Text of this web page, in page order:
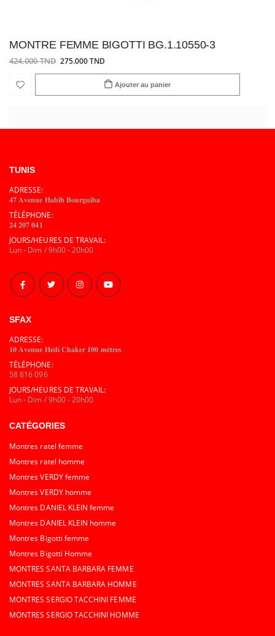
MONTRE FEMME BIGOTTI BG.1.10550-3
424.000 TND 275.000 TND
Ajouter au panier
TUNIS
ADRESSE:
𝟒𝟕 𝐀𝐯𝐞𝐧𝐮𝐞 𝐇𝐚𝐛𝐢𝐛 𝐁𝐨𝐮𝐫𝐠𝐮𝐢𝐛𝐚
TÉLÉPHONE:
𝟐𝟒 𝟐𝟎𝟕 𝟎𝟒𝟏
JOURS/HEURES DE TRAVAIL:
Lun - Dim / 9h00 - 20h00
SFAX
ADRESSE:
𝟏𝟎 𝐀𝐯𝐞𝐧𝐮𝐞 𝐇𝐞́𝐝𝐢 𝐂𝐡𝐚𝐤𝐞𝐫 𝟏𝟎𝟎 𝐦𝐞̀𝐭𝐫𝐞𝐬
TÉLÉPHONE:
58 816 096
JOURS/HEURES DE TRAVAIL:
Lun - Dim / 9h00 - 20h00
CATÉGORIES
Montres ratel femme
Montres ratel homme
Montres VERDY femme
Montres VERDY homme
Montres DANIEL KLEIN femme
Montres DANIEL KLEIN homme
Montres Bigotti femme
Montres Bigotti Homme
MONTRES SANTA BARBARA FEMME
MONTRES SANTA BARBARA HOMME
MONTRES SERGIO TACCHINI FEMME
MONTRES SERGIO TACCHINI HOMME